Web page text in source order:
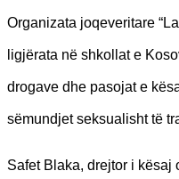
Organizata joqeveritare
ligjërata në shkollat e
drogave dhe pasojat e
sëmundjet seksualisht të
Safet Blaka, drejtor i kësaj